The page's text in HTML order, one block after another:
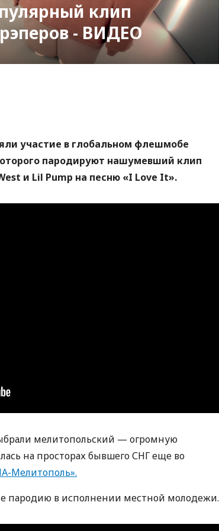
клип
- ВИДЕО
участие в глобальном флешмобе
пародируют нашумевший клип
и Lil Pump на песню «I Love It».
мелитопольский — огромную
на просторах бывшего СНГ еще во
Мелитополь».
пародию в исполнении местной молодежи.